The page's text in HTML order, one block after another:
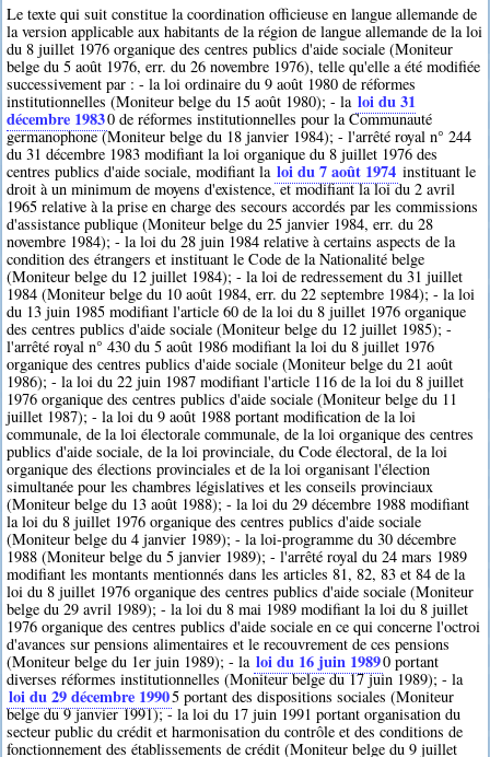
Le texte qui suit constitue la coordination officieuse en langue allemande de
la version applicable aux habitants de la région de langue allemande de la loi
du 8 juillet 1976 organique des centres publics d'aide sociale (Moniteur
belge du 5 août 1976, err. du 26 novembre 1976), telle qu'elle a été modifiée
successivement par : - la loi ordinaire du 9 août 1980 de réformes
institutionnelles (Moniteur belge du 15 août 1980); - la loi du 31
décembre 19830 de réformes institutionnelles pour la Communauté
germanophone (Moniteur belge du 18 janvier 1984); - l'arrêté royal n° 244
du 31 décembre 1983 modifiant la loi organique du 8 juillet 1976 des
centres publics d'aide sociale, modifiant la loi du 7 août 1974 instituant le
droit à un minimum de moyens d'existence, et modifiant la loi du 2 avril
1965 relative à la prise en charge des secours accordés par les commissions
d'assistance publique (Moniteur belge du 25 janvier 1984, err. du 28
novembre 1984); - la loi du 28 juin 1984 relative à certains aspects de la
condition des étrangers et instituant le Code de la Nationalité belge
(Moniteur belge du 12 juillet 1984); - la loi de redressement du 31 juillet
1984 (Moniteur belge du 10 août 1984, err. du 22 septembre 1984); - la loi
du 13 juin 1985 modifiant l'article 60 de la loi du 8 juillet 1976 organique
des centres publics d'aide sociale (Moniteur belge du 12 juillet 1985); -
l'arrêté royal n° 430 du 5 août 1986 modifiant la loi du 8 juillet 1976
organique des centres publics d'aide sociale (Moniteur belge du 21 août
1986); - la loi du 22 juin 1987 modifiant l'article 116 de la loi du 8 juillet
1976 organique des centres publics d'aide sociale (Moniteur belge du 11
juillet 1987); - la loi du 9 août 1988 portant modification de la loi
communale, de la loi électorale communale, de la loi organique des centres
publics d'aide sociale, de la loi provinciale, du Code électoral, de la loi
organique des élections provinciales et de la loi organisant l'élection
simultanée pour les chambres législatives et les conseils provinciaux
(Moniteur belge du 13 août 1988); - la loi du 29 décembre 1988 modifiant
la loi du 8 juillet 1976 organique des centres publics d'aide sociale
(Moniteur belge du 4 janvier 1989); - la loi-programme du 30 décembre
1988 (Moniteur belge du 5 janvier 1989); - l'arrêté royal du 24 mars 1989
modifiant les montants mentionnés dans les articles 81, 82, 83 et 84 de la
loi du 8 juillet 1976 organique des centres publics d'aide sociale (Moniteur
belge du 29 avril 1989); - la loi du 8 mai 1989 modifiant la loi du 8 juillet
1976 organique des centres publics d'aide sociale en ce qui concerne l'octroi
d'avances sur pensions alimentaires et le recouvrement de ces pensions
(Moniteur belge du 1er juin 1989); - la loi du 16 juin 19890 portant
diverses réformes institutionnelles (Moniteur belge du 17 juin 1989); - la
loi du 29 décembre 19905 portant des dispositions sociales (Moniteur
belge du 9 janvier 1991); - la loi du 17 juin 1991 portant organisation du
secteur public du crédit et harmonisation du contrôle et des conditions de
fonctionnement des établissements de crédit (Moniteur belge du 9 juillet